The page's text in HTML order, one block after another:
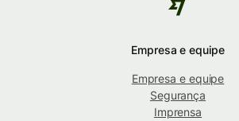
Empresa e equipe
Empresa e equipe
Segurança
Imprensa